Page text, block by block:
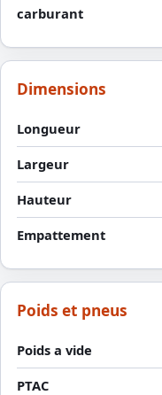
carburant
Dimensions
Longueur
Largeur
Hauteur
Empattement
Poids et pneus
Poids a vide
PTAC